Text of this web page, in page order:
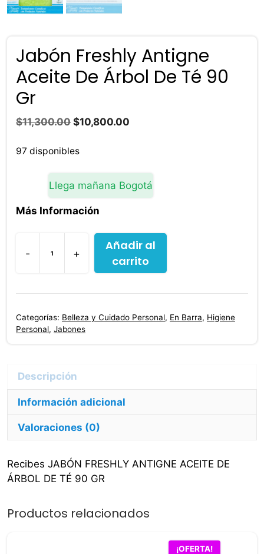
Jabón Freshly Antigne
Aceite De Árbol De Té 90
Gr
$11,300.00 El
original
$11,300.00.
$10,800.00
$10,800.00.
97 disponibles
Llega mañana Bogotá
Más Información
-
Jabón
Freshly
Antigne
De
90
Gr
+
Añadir al
carrito
Categorías: Belleza y Cuidado Personal, En Barra, Higiene
Personal, Jabones
Información adicional
Valoraciones (0)
Recibes JABÓN FRESHLY ANTIGNE ACEITE DE
ÁRBOL DE TÉ 90 GR
Productos relacionados
¡OFERTA!